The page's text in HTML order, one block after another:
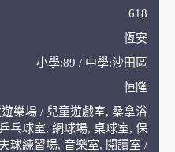
618
恆安
小學:89 / 中學:沙田區
恒隆
樂場 / 兒童遊戲室, 桑拿浴
乓球室, 網球場, 桌球室, 保
球練習場, 音樂室, 閱讀室 /